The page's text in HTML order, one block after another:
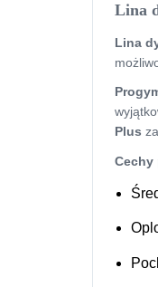
Lina
Lina
Plus
Cechy